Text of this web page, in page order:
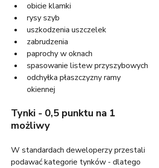
obicie klamki
rysy szyb
uszkodzenia uszczelek
zabrudzenia
paprochy w oknach
spasowanie listew przyszybowych
odchyłka płaszczyzny ramy
okiennej
Tynki - 0,5 punktu na 1
możliwy
W standardach deweloperzy przestali
podawać kategorie tynków - dlatego